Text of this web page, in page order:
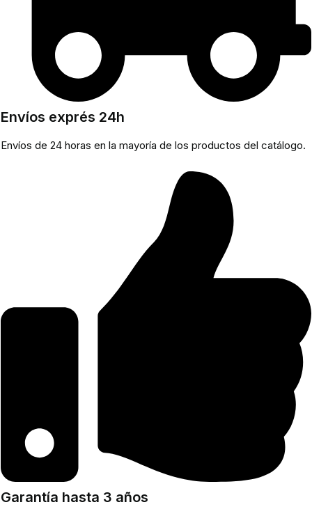
Envíos exprés 24h
Envíos de 24 horas en la mayoría de los productos del catálogo.
Garantía hasta 3 años